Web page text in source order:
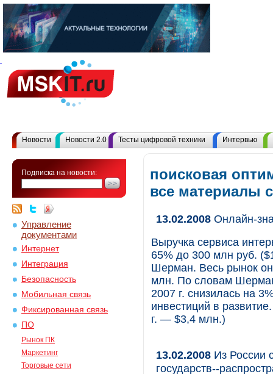
Новости Новости 2.0 Тесты цифровой техники Интервью
Подписка на новости:
Управление
документами
Интернет
Интеграция
Безопасность
Мобильная связь
Фиксированная связь
ПО
Рынок ПК
Маркетинг
Торговые сети
поисковая
все материалы
13.02.2008 Онлайн-
Выручка сервиса
65% до 300 млн руб.
Шерман. Весь рынок
млн. По словам
2007 г. снизилась на
инвестиций в
г. — $3,4 млн.)
13.02.2008 Из России
государств--